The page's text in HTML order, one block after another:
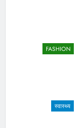
FASHION
स्वास्थ्य